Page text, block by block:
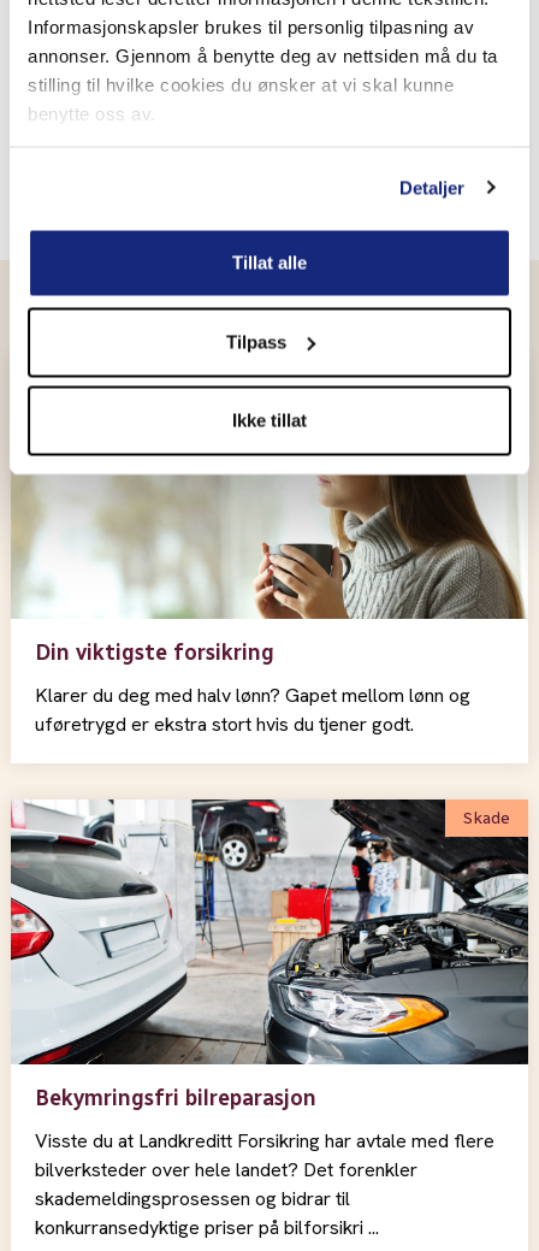
Informasjonskapsler brukes til personlig tilpasning av
annonser. Gjennom å benytte deg av nettsiden må du ta
stilling til hvilke cookies du ønsker at vi skal kunne
benytte oss av.
Detaljer
Tillat alle
Tilpass
Ikke tillat
En trygg start på kjøresesongen
Vår og ny sesong betyr kjøreglede – men også ansvar. Ved
å bruke noen minutter på å sjekke registrering og
forsikring, unngår du både bøter, erstatningsansvar og
Flere artikler om samme tema
Uførhet
Din viktigste forsikring
Klarer du deg med halv lønn? Gapet mellom lønn og
uføretrygd er ekstra stort hvis du tjener godt.
Skade
Bekymringsfri bilreparasjon
Visste du at Landkreditt Forsikring har avtale med flere
bilverksteder over hele landet? Det forenkler
skademeldingsprosessen og bidrar til
konkurransedyktige priser på bilforsikri ...